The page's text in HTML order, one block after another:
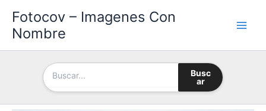
contenido
Fotocov – Imagenes Con
Nombre
Busc
ar